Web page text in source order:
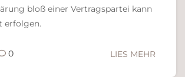
bloß einer Vertragspartei kann
erfolgen.
0 LIES MEHR